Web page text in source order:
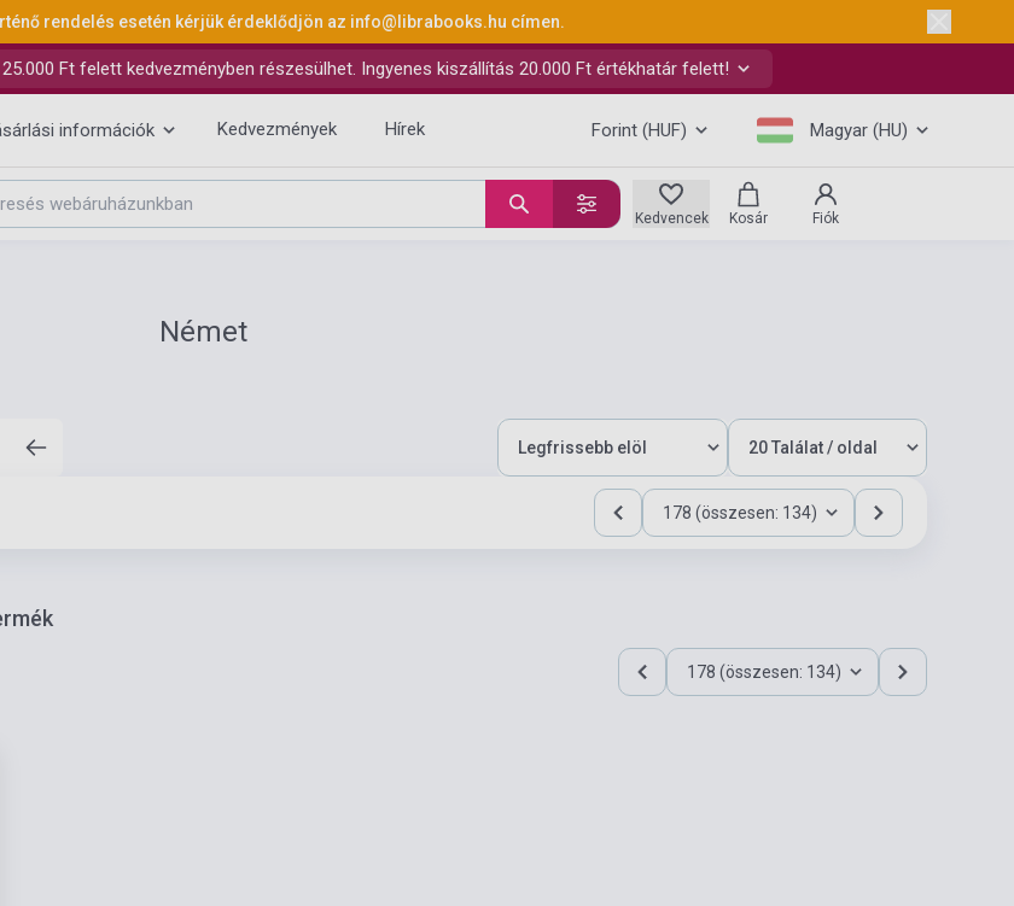
rendelés esetén kérjük érdeklődjön az info@librabooks.hu címen.
Ft felett kedvezményben részesülhet. Ingyenes kiszállítás 20.000 Ft értékhatár felett!
információk Kedvezmények Hírek Forint (HUF) Magyar (HU)
Kedvencek Kosár Fiók
Német
178 (összesen: 134)
178 (összesen: 134)